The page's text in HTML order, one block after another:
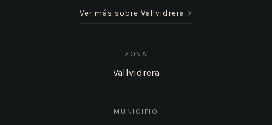
Ver más sobre Vallvidrera
ZONA
Vallvidrera
MUNICIPIO